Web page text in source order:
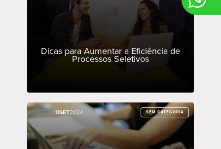
Dicas para Aumentar a Eficiência de
Processos Seletivos
18SET2024 SEM CATEGORIA
18SET2024 SEM CATEGORIA